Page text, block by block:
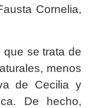
Cornelia,
que se trata de
menos
de Cecilia y
De hecho,